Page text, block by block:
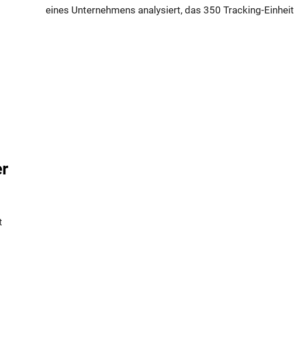
eines Unternehmens analysiert, das 350 Tracking-